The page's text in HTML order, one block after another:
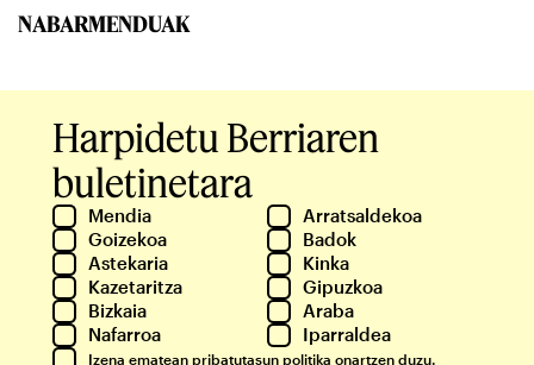
NABARMENDUAK
Harpidetu Berriaren
buletinetara
Mendia
Arratsaldekoa
Goizekoa
Badok
Astekaria
Kinka
Kazetaritza
Gipuzkoa
Bizkaia
Araba
Nafarroa
Iparraldea
Izena ematean pribatutasun politika onartzen duzu.